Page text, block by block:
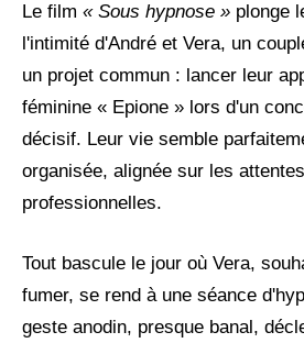
Le film « Sous hypnose » plonge
l'intimité d'André et Vera, un
un projet commun : lancer leur
féminine « Epione » lors d'un
décisif. Leur vie semble
organisée, alignée sur les
professionnelles.
Tout bascule le jour où Vera,
fumer, se rend à une séance
geste anodin, presque banal,